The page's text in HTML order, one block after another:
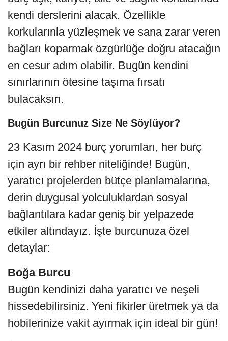
kendi derslerini alacak. Özellikle
korkularınla yüzleşmek ve sana zarar veren
bağları koparmak özgürlüğe doğru atacağın
en cesur adım olabilir. Bugün kendini
sınırlarının ötesine taşıma fırsatı
bulacaksın.
Bugün Burcunuz Size Ne Söylüyor?
23 Kasım 2024 burç yorumları, her burç
için ayrı bir rehber niteliğinde! Bugün,
yaratıcı projelerden bütçe planlamalarına,
derin duygusal yolculuklardan sosyal
bağlantılara kadar geniş bir yelpazede
etkiler altındayız. İşte burcunuza özel
detaylar:
Boğa Burcu
Bugün kendinizi daha yaratıcı ve neşeli
hissedebilirsiniz. Yeni fikirler üretmek ya da
hobilerinize vakit ayırmak için ideal bir gün!